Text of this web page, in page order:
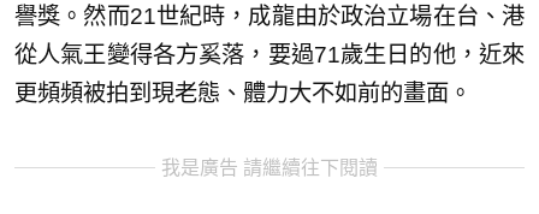
譽獎。然而21世紀時，成龍由於政治立場在台、港
從人氣王變得各方奚落，要過71歲生日的他，近來
更頻頻被拍到現老態、體力大不如前的畫面。
我是廣告 請繼續往下閱讀